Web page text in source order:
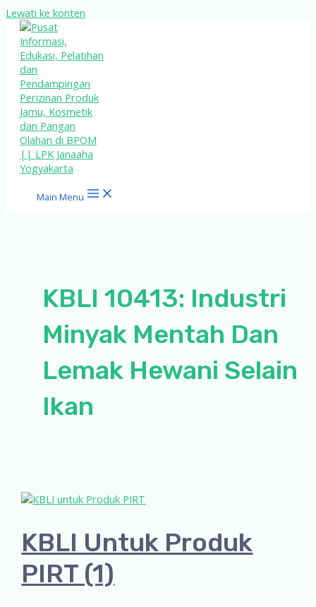
Lewati ke konten
Main Menu
KBLI 10413: Industri
Minyak Mentah Dan
Lemak Hewani Selain
Ikan
KBLI Untuk Produk
PIRT (1)